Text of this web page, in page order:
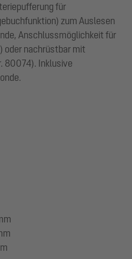
für
zum Auslesen
Anschlussmöglichkeit für
oder nachrüstbar mit
80074). Inklusive